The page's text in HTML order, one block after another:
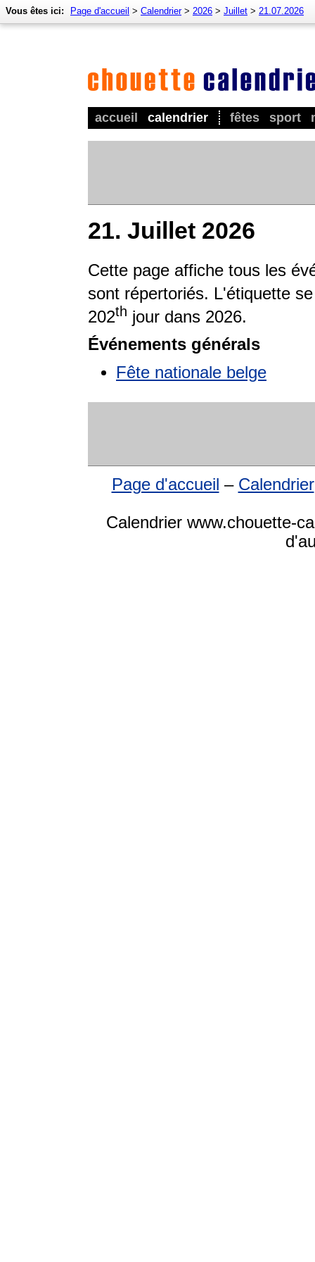
accueil calendrier fêtes sport
Vous êtes ici: Page d'accueil > Calendrier> 2026 > Juillet > 21.07.2026
21. Juillet 2026
Cette page affiche tous les
sont répertoriés. L'étiquette
202th jour dans 2026.
Événements générals
Fête nationale belge
Page d'accueil – Calendrier
Calendrier www.chouette-